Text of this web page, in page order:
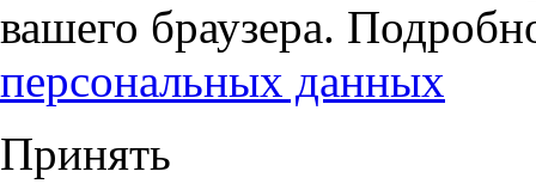
вашего браузера.
персональных данных
Принять